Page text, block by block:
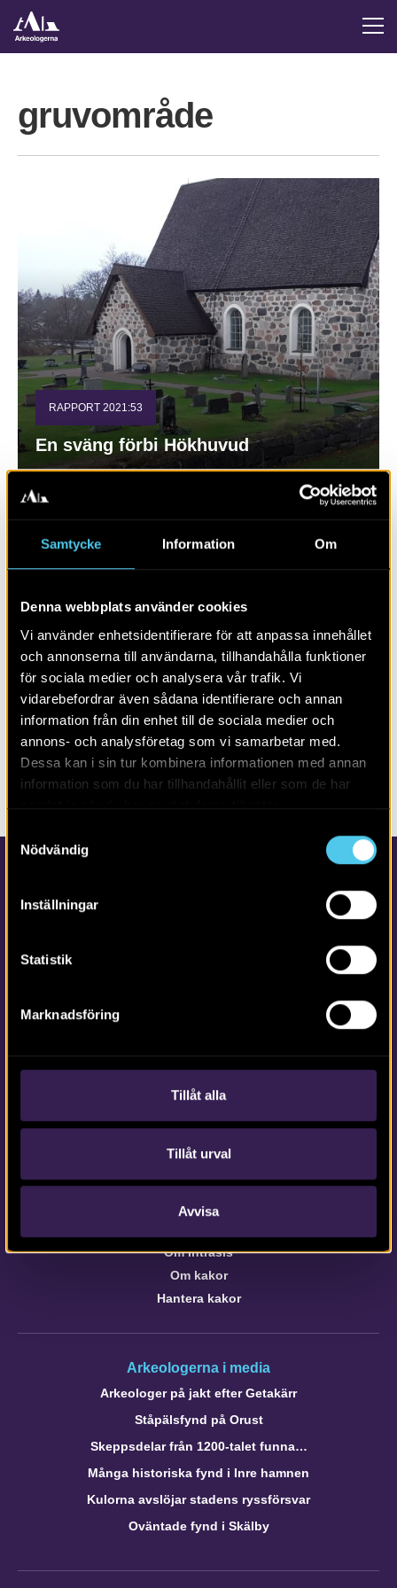
Samtycke Information Om
Denna webbplats använder cookies
Vi använder enhetsidentifierare för att anpassa innehållet
och annonserna till användarna, tillhandahålla funktioner
för sociala medier och analysera vår trafik. Vi
vidarebefordrar även sådana identifierare och annan
information från din enhet till de sociala medier och
annons- och analysföretag som vi samarbetar med.
Dessa kan i sin tur kombinera informationen med annan
information som du har tillhandahållit eller som de har
Nödvändig
Inställningar
Statistik
Marknadsföring
Tillåt alla
Tillåt urval
Avvisa
gruvområde
RAPPORT 2021:53
En sväng förbi Hökhuvud
RAPPORT 2015:3
Kompletterande utredning
inför omdragning av väg E22 sträckan
Gladhammar–Verkebäck
Om webbplatsen
webb@arkeologerna.com
Om Intrasis
Om kakor
Hantera kakor
Arkeologerna i media
Arkeologer på jakt efter Getakärr
Ståpälsfynd på Orust
Skeppsdelar från 1200-talet funna…
Många historiska fynd i Inre hamnen
Kulorna avslöjar stadens ryssförsvar
Oväntade fynd i Skälby